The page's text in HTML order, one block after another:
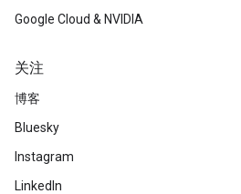
Google Cloud & NVIDIA
关注
博客
Bluesky
Instagram
LinkedIn